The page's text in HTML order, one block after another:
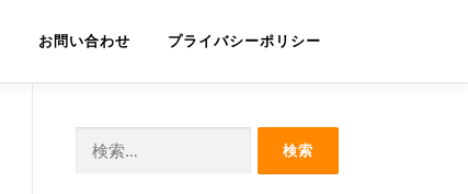
お問い合わせ プライバシーポリシー